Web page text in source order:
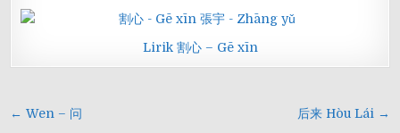
Lirik 割心 – Gē xīn
Navigasi
← Wen – 问 后来 Hòu Lái →